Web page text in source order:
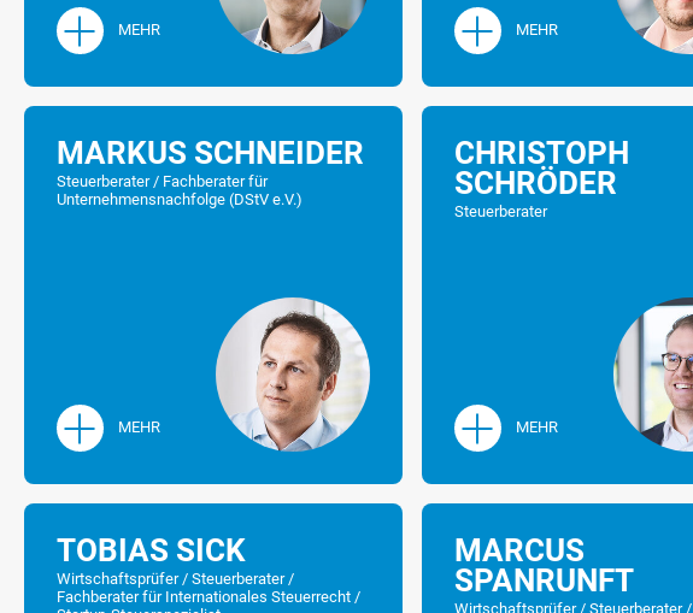
MEHR MEHR
MARKUS SCHNEIDER
Steuerberater / Fachberater für
Unternehmensnachfolge (DStV e.V.)
MEHR
CHRISTOPH
SCHRÖDER
Steuerberater
MEHR
TOBIAS SICK
Wirtschaftsprüfer / Steuerberater /
Fachberater für Internationales Steuerrecht /
MARCUS
SPANRUNFT
Wirtschaftsprüfer / Steuerberater /